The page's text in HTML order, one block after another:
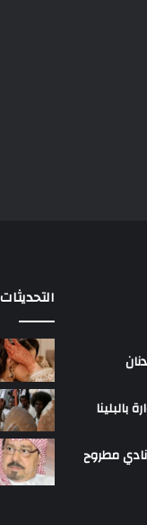
بالبلينا
مطروح
التحديثات